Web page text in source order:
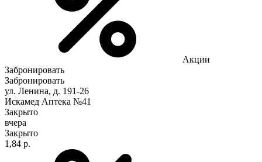
Акции
Забронировать
Забронировать
ул. Ленина, д. 191-26
Искамед Аптека №41
Закрыто
вчера
Закрыто
1,84 р.